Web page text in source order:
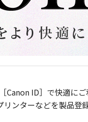
ID］で快適にご
ンターなどを製品